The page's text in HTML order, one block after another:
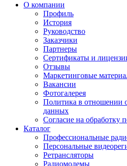
О компании
Профиль
История
Руководство
Заказчики
Партнеры
Сертификаты и
Отзывы
Маркетинговые
Вакансии
Фотогалерея
Политика в отношении
данных
Согласие на обработку
Каталог
Профессиональные
Персональные
Ретрансляторы
Радиомодемы